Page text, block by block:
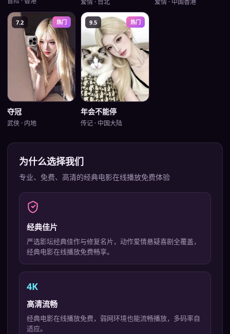
爱情· 中国香港
7.2 热门
夺冠
武侠 · 内地
9.5 热门
年会不能停
传记 · 中国大陆
为什么选择我们
专业、免费、高清的经典电影在线播放免费体验
经典佳片
严选影坛经典佳作与修复名片，动作爱情悬疑喜剧全覆盖，
经典电影在线播放免费畅享。
4K
高清流畅
经典电影在线播放免费，弱网环境也能流畅播放，多码率自
适应。